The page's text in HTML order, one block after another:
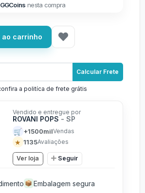
nesta compra
carrinho
Calcular Frete
a politíca de frete grátis
Vendido e entregue por
ROVANI POPS - SP
🛒 +1500milVendas
★ 1135Avaliações
Ver loja Seguir
📦 Embalagem segura